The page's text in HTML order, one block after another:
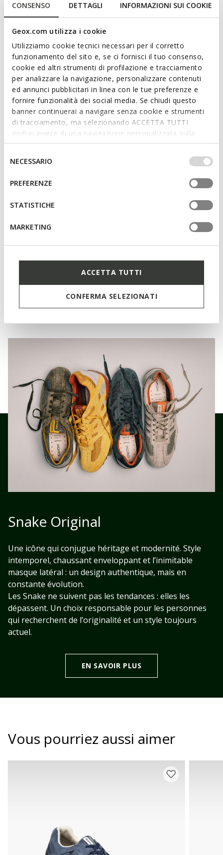
CONSENSO DETTAGLI INFORMAZIONI SUI COOKIE
Geox.com utilizza i cookie
Utilizziamo cookie tecnici necessari per il corretto
funzionamento del sito e, se ci fornisci il tuo consenso,
cookie ed altri strumenti di profilazione e tracciamento
per analizzare la navigazione, personalizzare contenuti
ed annunci pubblicitari in linea con le tue preferenze e
fornire funzionalità dei social media. Se chiudi questo
banner continuerai a navigare senza cookie e strumenti
di tracciamento, ma selezionando ACCETTA TUTTI
godrai invece di una navigazione personalizzata sulla
base dei tuoi gusti ed interessi. Selezionando
IMPOSTAZIONI potrai anche scegliere quali cookies ed
altri strumenti di tracciamento autorizzare. Per maggiori
informazioni o per modificare in qualsiasi momento le
tue impostazioni, visita la nostra
del
consenso
NECESSARIO
PREFERENZE
STATISTICHE
MARKETING
ACCETTA TUTTI
CONFERMA SELEZIONATI
TROUVER EN MAGASIN
Livraison standard gratuite
Retour gratuit dans un délai de 30 jours à compter de
la livraison
Description
Sneakers basses pour homme confortables et respirantes,
mariage parfait d’inspiration active et de design intemporel.
Proposées dans une combinaison de cuir velours et mesh,
pour un look sobre et quotidien, ces chaussures sont
semelle extérieure amortie spéciale, les Snake Original sont
les plus décontractés.
Caractéristiques
Chaussures légères
Technologies
Snake Original
Une icône qui conjugue héritage et modernité. Style
intemporel, chaussant enveloppant et l’inimitable
masque latéral : un design authentique, mais en
constante évolution.
Les Snake ne suivent pas les tendances : elles les
dépassent. Un choix responsable pour les personnes
qui recherchent de l’originalité et un style toujours
actuel.
EN SAVOIR PLUS
Vous pourriez aussi aimer